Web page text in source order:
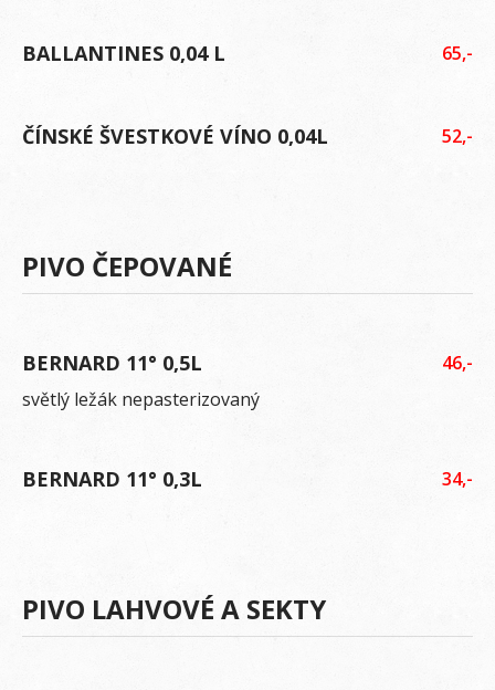
BALLANTINES 0,04 L 65,-
ČÍNSKÉ ŠVESTKOVÉ VÍNO 0,04L 52,-
PIVO ČEPOVANÉ
BERNARD 11° 0,5L
46,-
světlý ležák nepasterizovaný
BERNARD 11° 0,3L 34,-
PIVO LAHVOVÉ A SEKTY